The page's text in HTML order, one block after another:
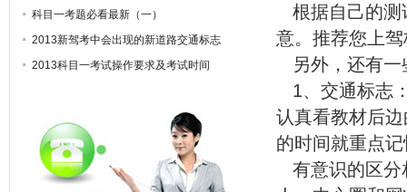
科目一考题必看最新（一）
2013新驾考中会出现的新道路交通标志
2013科目一考试操作要求及考试时间
根据自己的测
意。推荐您上
另外，还有一
1、交通标志
认真看教材后
的时间就重点
有意识的区分